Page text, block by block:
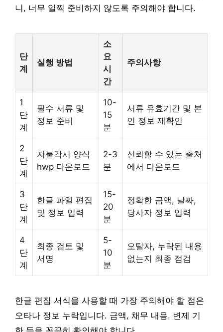
니, 너무 일찍 준비하지 않도록 주의해야 합니다.
단
계
실행 방법
소
요
시
간
주의사항
1
단
계
필수 서류 및
정보 준비
10-
15
분
서류 유효기간 및 본
인 정보 재확인
2
단
계
지불각서 양식
hwp 다운로드
2-3
분
신뢰할 수 있는 출처
에서 다운로드
3
단
계
한글 파일 편집
및 정보 입력
15-
20
분
정확한 금액, 날짜,
당사자 정보 입력
4
단
계
최종 검토 및
서명
5-
10
분
오탈자, 누락된 내용
없는지 최종 점검
한글 편집 서식을 사용할 때 가장 주의해야 할 점은
오타나 정보 누락입니다. 금액, 채무 내용, 변제 기